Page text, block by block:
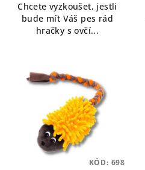
Chcete vyzkoušet, jestli
bude mít Váš pes rád
hračky s ovčí...
KÓD: 698